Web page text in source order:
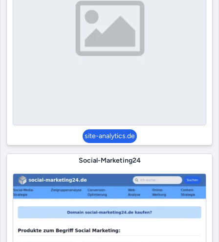
site-analytics.de
Social-Marketing24